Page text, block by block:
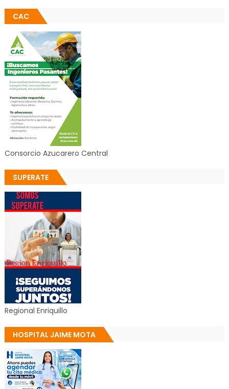
CAC
Consorcio Azucarero Central
SUPERATE
Regional Enriquillo
HOSPITAL JAIME MOTA